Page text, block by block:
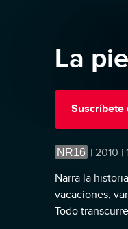
La
Suscríbete
NR16 | 2010 |
Narra la
vacaciones,
Todo